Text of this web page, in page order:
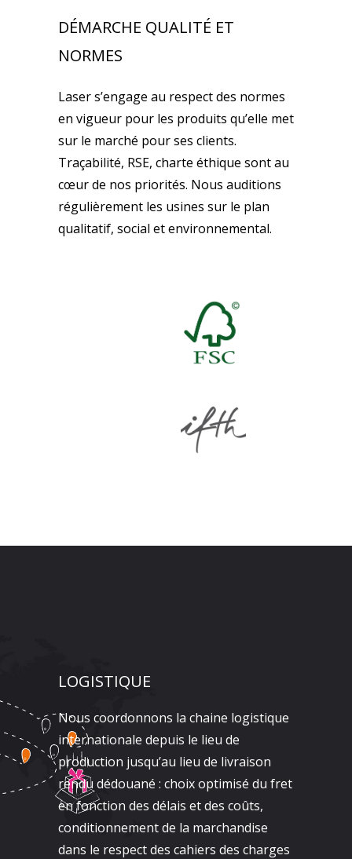
DÉMARCHE QUALITÉ ET
NORMES
Laser s’engage au respect des normes
en vigueur pour les produits qu’elle met
sur le marché pour ses clients.
Traçabilité, RSE, charte éthique sont au
cœur de nos priorités. Nous auditions
régulièrement les usines sur le plan
qualitatif, social et environnemental.
LOGISTIQUE
Nous coordonnons la chaine logistique
internationale depuis le lieu de
production jusqu’au lieu de livraison
rendu dédouané : choix optimisé du fret
en fonction des délais et des coûts,
conditionnement de la marchandise
dans le respect des cahiers des charges